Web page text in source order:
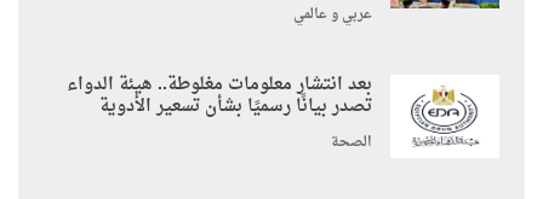
عربي و عالمي
بعد انتشار معلومات مغلوطة.. هيئة الدواء
تصدر بيانًا رسميًا بشأن تسعير الأدوية
الصحة